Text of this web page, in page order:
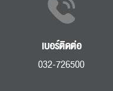
เบอร์ติดต่อ
032-726500